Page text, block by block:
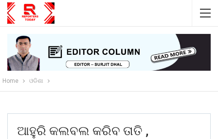
Home ଓଡିଶା
ଆହୁରି କଲବଲ କରିବ ତାତି ,